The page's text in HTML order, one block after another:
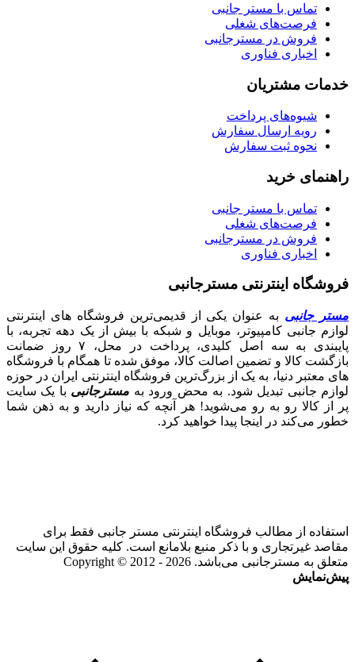
تماس با مستر جانبی
فرصت‌های شغلی
فروش در مسترجانبی
اخباری فناوری
خدمات مشتریان
شیوه‌های پرداخت
رویه ارسال سفارش
نحوه ثبت سفارش
راهنمای خرید
تماس با مستر جانبی
فرصت‌های شغلی
فروش در مسترجانبی
اخباری فناوری
فروشگاه اینترنتی مسترجانبی
مستر جانبی به عنوان یکی از قدیمی‌ترین فروشگاه های اینترنتی
لوازم جانبی کامپیوتر، موبایل و شبکه با بیش از یک دهه تجربه، با
پایبندی به سه اصل کلیدی، پرداخت در محل، ۷ روز ضمانت
بازگشت کالا و تضمین اصالت کالا، موفق شده تا همگام با فروشگاه‌
های معتبر دنیا، به یک از بزرگ‌ترین فروشگاه اینترنتی ایران در حوزه
لوازم جانبی تبدیل شود. به محض ورود به مسترجانبی با یک سایت
پر از کالا رو به رو می‌شوید! هر آنچه که نیاز دارید و به ذهن شما
خطور می‌کند در اینجا پیدا خواهید کرد.
استفاده از مطالب فروشگاه اینترنتی مستر جانبی فقط برای
مقاصد غیرتجاری و با ذکر منبع بلامانع است. کلیه حقوق این سایت
متعلق به مسترجانبی می‌باشد. Copyright © 2012 - 2026
پیش‌نمایش